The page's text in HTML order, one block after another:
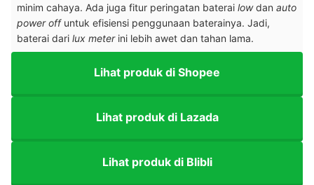
minim cahaya. Ada juga fitur peringatan baterai lowdan auto
power off untuk efisiensi penggunaan baterainya. Jadi,
baterai dari lux meter ini lebih awet dan tahan lama.
Lihat produk di Shopee
Lihat produk di Lazada
Lihat produk di Blibli